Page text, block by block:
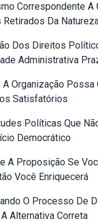
Correspondente A
Retirados Da
Dos Direitos
Administrativa
A Organização Possa
Satisfatórios
Políticas Que
Democrático
A Proposição Se
Você Enriquecerá
O Processo De
Alternativa Correta